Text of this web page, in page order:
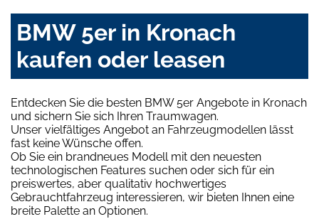
BMW 5er in Kronach
kaufen oder leasen
Entdecken Sie die besten BMW 5er Angebote in Kronach
und sichern Sie sich Ihren Traumwagen.
Unser vielfältiges Angebot an Fahrzeugmodellen lässt
fast keine Wünsche offen.
Ob Sie ein brandneues Modell mit den neuesten
technologischen Features suchen oder sich für ein
preiswertes, aber qualitativ hochwertiges
Gebrauchtfahrzeug interessieren, wir bieten Ihnen eine
breite Palette an Optionen.